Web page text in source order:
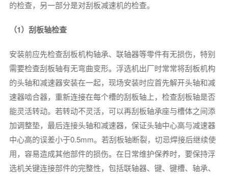
的检查，另一部分是对刮板减速机的检查。
（1）刮板轴检查
安装前应先检查刮板机构轴承、联轴器等零件有无损伤，特别
需要检查刮板轴有无弯曲变形。浮选机出厂时常常将刮板机构
的头轴和减速器安装在一起，现场安装时应首先解开头轴和减
速器啮合器，重新连接在每个槽的刮板轴上，检查刮板轴是否
能灵活转动。若转动不灵活，可以再刮板轴承座与槽体之间添
加调整垫，最后连接头轴和减速器，保证头轴中心高与减速器
中心高的误差小于0.5mm。若刮板轴断裂，切忌焊接后继续使
用，容易造成其他部件的损伤。在日常维护保养时，要保持浮
选机关键连接部件的完整性，包括联轴器、键、键槽、轴承、